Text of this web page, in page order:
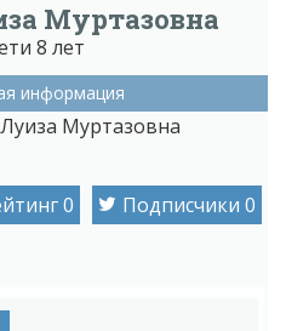
Муртазовна
8 лет
информация
Муртазовна
0 Подписчики 0